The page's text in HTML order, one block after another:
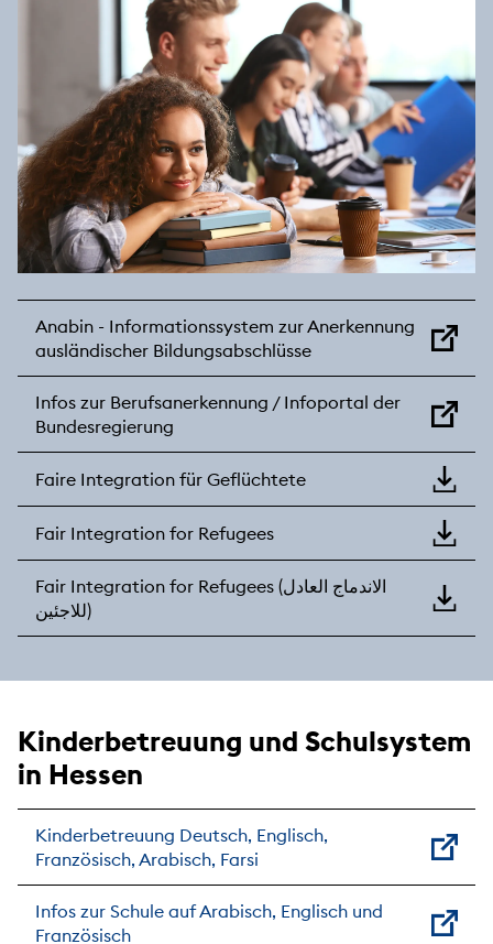
Anabin - Informationssystem zur Anerkennung
ausländischer Bildungsabschlüsse
Infos zur Berufsanerkennung / Infoportal der
Bundesregierung
Faire Integration für Geflüchtete
Fair Integration for Refugees
Fair Integration for Refugees (الاندماج العادل
للاجئين)
Kinderbetreuung und Schulsystem
in Hessen
Kinderbetreuung Deutsch, Englisch,
Französisch, Arabisch, Farsi
Infos zur Schule auf Arabisch, Englisch und
Französisch